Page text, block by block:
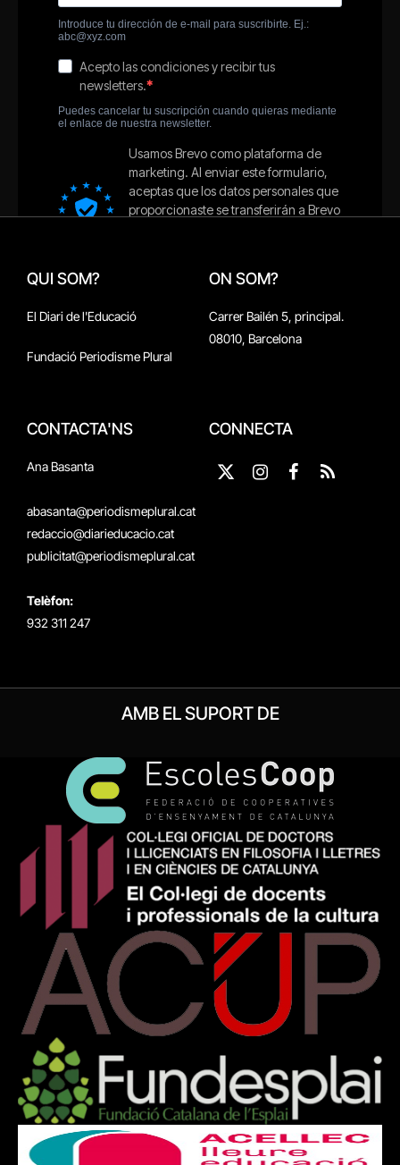
QUI SOM?
El Diari de l'Educació
Fundació Periodisme Plural
ON SOM?
Carrer Bailén 5, principal.
08010, Barcelona
CONTACTA'NS
Ana Basanta
abasanta@periodismeplural.cat
redaccio@diarieducacio.cat
publicitat@periodismeplural.cat
Telèfon:
932 311 247
CONNECTA
X
InstagramFacebook
RSS
AMB EL SUPORT DE